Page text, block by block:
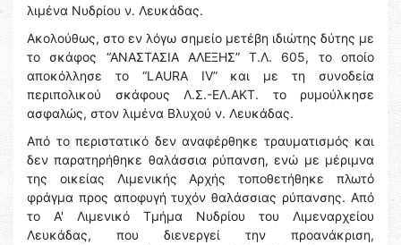
λιμένα Νυδρίου ν. Λευκάδας.
Ακολούθως, στο εν λόγω σημείο μετέβη ιδιώτης δύτης με
το σκάφος “ΑΝΑΣΤΑΣΙΑ ΑΛΕΞΗΣ” Τ.Λ. 605, το οποίο
αποκόλλησε το “LAURA IV” και με τη συνοδεία
περιπολικού σκάφους Λ.Σ.-ΕΛ.ΑΚΤ. το ρυμούλκησε
ασφαλώς, στον λιμένα Βλυχού ν. Λευκάδας.
Από το περιστατικό δεν αναφέρθηκε τραυματισμός και
δεν παρατηρήθηκε θαλάσσια ρύπανση, ενώ με μέριμνα
της οικείας Λιμενικής Αρχής τοποθετήθηκε πλωτό
φράγμα προς αποφυγή τυχόν θαλάσσιας ρύπανσης. Από
το Α' Λιμενικό Τμήμα Νυδρίου του Λιμεναρχείου
Λευκάδας, που διενεργεί την προανάκριση,